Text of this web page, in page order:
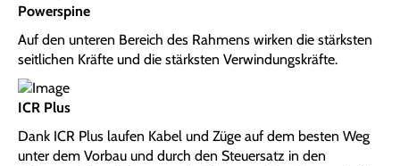
Powerspine
Auf den unteren Bereich des Rahmens wirken die stärksten
seitlichen Kräfte und die stärksten Verwindungskräfte.
ICR Plus
Dank ICR Plus laufen Kabel und Züge auf dem besten Weg
unter dem Vorbau und durch den Steuersatz in den